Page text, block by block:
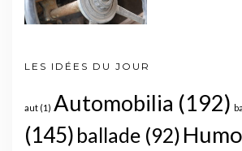
LES IDÉES DU JOUR
aut (1) Automobilia (192)
(145) ballade (92)